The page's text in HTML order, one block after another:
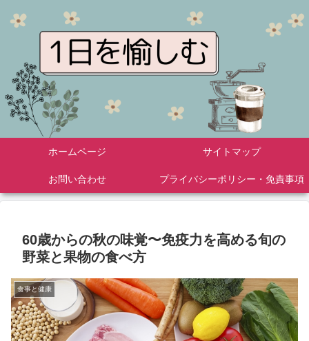
ホームページ サイトマップ
お問い合わせ プライバシーポリシー・免責事項
60歳からの秋の味覚〜免疫力を高める旬の
野菜と果物の食べ方
食事と健康